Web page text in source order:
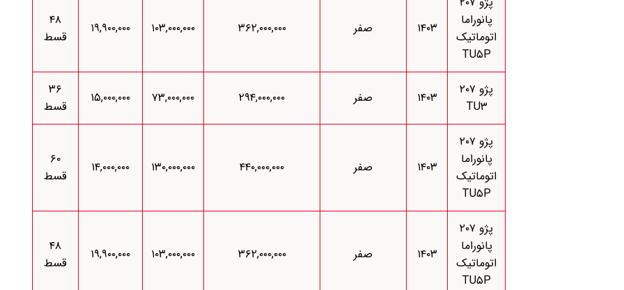
پانوراما
اتوماتیک
TU۵P
۱۴۰۳ صفر ۳۶۲,۰۰۰,۰۰۰ ۱۰۳,۰۰۰,۰۰۰ ۱۹,۹۰۰,۰۰۰
۴۸
قسط
پژو ۲۰۷
TU۳
۱۴۰۳ صفر ۲۹۴,۰۰۰,۰۰۰ ۷۳,۰۰۰,۰۰۰ ۱۵,۰۰۰,۰۰۰
۳۶
قسط
پژو ۲۰۷
پانوراما
اتوماتیک
TU۵P
۱۴۰۳ صفر ۴۴۰,۰۰۰,۰۰۰ ۱۳۰,۰۰۰,۰۰۰ ۱۴,۰۰۰,۰۰۰
۶۰
قسط
پژو ۲۰۷
پانوراما
اتوماتیک
TU۵P
۱۴۰۳ صفر ۳۶۲,۰۰۰,۰۰۰ ۱۰۳,۰۰۰,۰۰۰ ۱۹,۹۰۰,۰۰۰
۴۸
قسط